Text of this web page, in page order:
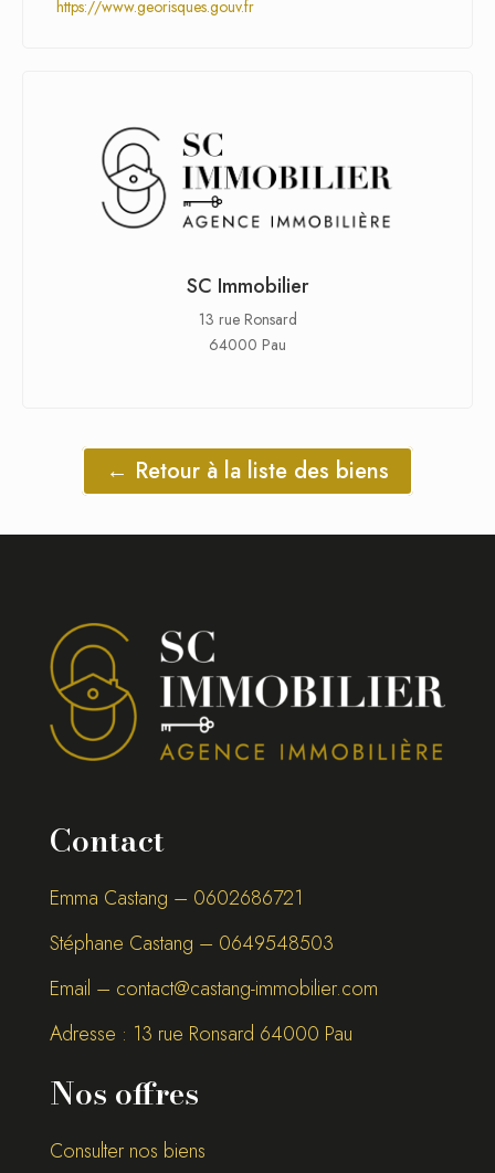
https://www.georisques.gouv.fr
SC Immobilier
13 rue Ronsard
64000 Pau
← Retour à la liste des biens
Contact
Emma Castang – 0602686721
Stéphane Castang – 0649548503
Email – contact@castang-immobilier.com
Adresse : 13 rue Ronsard 64000 Pau
Nos offres
Consulter nos biens